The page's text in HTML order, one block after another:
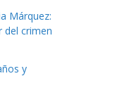
Márquez:
del crimen
y